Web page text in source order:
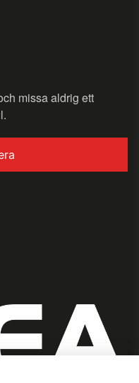
missa aldrig ett